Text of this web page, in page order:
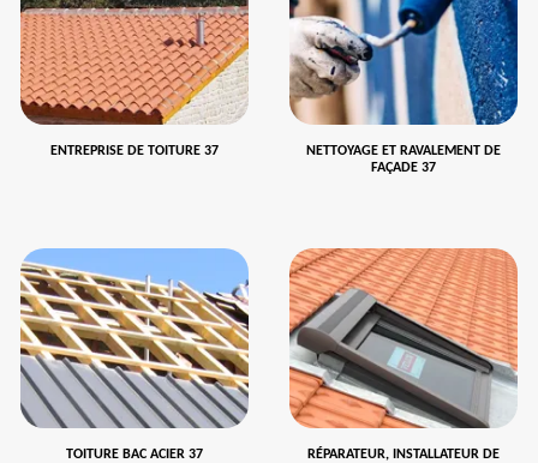
ENTREPRISE DE TOITURE 37
NETTOYAGE ET RAVALEMENT DE
FAÇADE 37
TOITURE BAC ACIER 37
RÉPARATEUR, INSTALLATEUR DE